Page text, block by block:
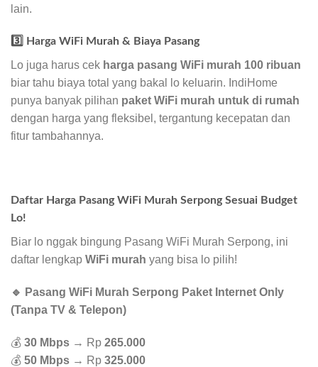
lain.
3️⃣ Harga WiFi Murah & Biaya Pasang
Lo juga harus cek harga pasang WiFi murah 100 ribuan
biar tahu biaya total yang bakal lo keluarin. IndiHome
punya banyak pilihan paket WiFi murah untuk di rumah
dengan harga yang fleksibel, tergantung kecepatan dan
fitur tambahannya.
Daftar Harga Pasang WiFi Murah Serpong Sesuai Budget
Lo!
Biar lo nggak bingung Pasang WiFi Murah Serpong, ini
daftar lengkap WiFi murah yang bisa lo pilih!
🔹 Pasang WiFi Murah Serpong Paket Internet Only
(Tanpa TV & Telepon)
💰 30 Mbps → Rp 265.000
💰 50 Mbps → Rp 325.000